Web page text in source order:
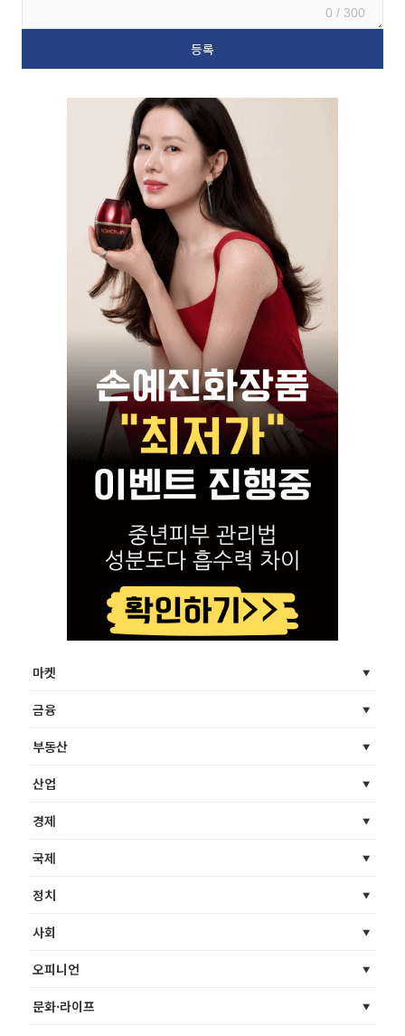
0 / 300
마켓
금융
부동산
산업
경제
국제
정치
사회
오피니언
문화·라이프